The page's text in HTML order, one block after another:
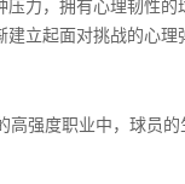
力，拥有心理韧性
立起面对挑战的心理
强度职业中，球员